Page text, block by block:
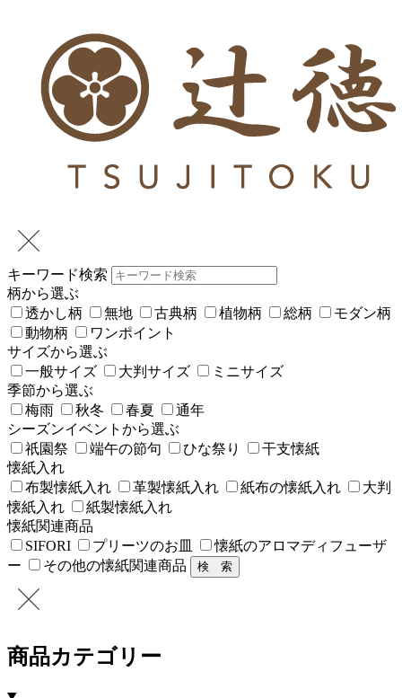
キーワード検索
柄から選ぶ
透かし柄
無地 古典柄 植物柄 総柄
モダン柄
動物柄
ワンポイント
サイズから選ぶ
一般サイズ
大判サイズ
ミニサイズ
季節から選ぶ
梅雨
秋冬 春夏
通年
シーズンイベントから選ぶ
祇園祭
端午の節句 ひな祭り
干支懐紙
懐紙入れ
布製懐紙入れ
革製懐紙入れ 紙布の懐紙入れ
大判
懐紙入れ
紙製懐紙入れ
懐紙関連商品
SIFORI
プリーツのお皿
懐紙のアロマディフューザ
ー
その他の懐紙関連商品
商品カテゴリー